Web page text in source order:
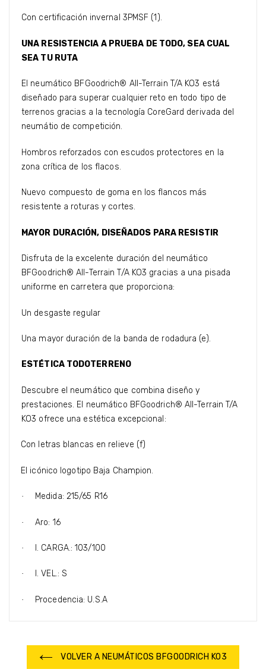
Con certificación invernal 3PMSF (1).
UNA RESISTENCIA A PRUEBA DE TODO, SEA CUAL
SEA TU RUTA
El neumático BFGoodrich® All-Terrain T/A KO3 está
diseñado para superar cualquier reto en todo tipo de
terrenos gracias a la tecnología CoreGard derivada del
neumátio de competición.
Hombros reforzados con escudos protectores en la
zona crítica de los flacos.
Nuevo compuesto de goma en los flancos más
resistente a roturas y cortes.
MAYOR DURACIÓN, DISEÑADOS PARA RESISTIR
Disfruta de la excelente duración del neumático
BFGoodrich® All-Terrain T/A KO3 gracias a una pisada
uniforme en carretera que proporciona:
Un desgaste regular
Una mayor duración de la banda de rodadura (e).
ESTÉTICA TODOTERRENO
Descubre el neumático que combina diseño y
prestaciones. El neumático BFGoodrich® All-Terrain T/A
KO3 ofrece una estética excepcional:
Con letras blancas en relieve (f)
El icónico logotipo Baja Champion.
· Medida: 215/65 R16
· Aro: 16
· I. CARGA.: 103/100
· I. VEL.: S
· Procedencia: U.S.A
VOLVER A NEUMÁTICOS BFGOODRICH KO3